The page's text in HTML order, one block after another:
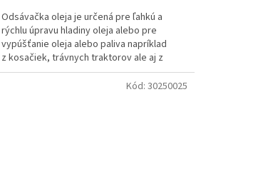
Odsávačka oleja je určená pre ľahkú a
rýchlu úpravu hladiny oleja alebo pre
vypúšťanie oleja alebo paliva napríklad
z kosačiek, trávnych traktorov ale aj z
motocyklov,...
Kód: 30250025